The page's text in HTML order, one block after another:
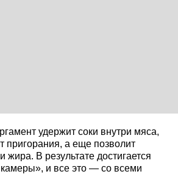
удержит соки внутри мяса,
пригорания, а еще позволит
жира. В результате достигается
и все это — со всеми